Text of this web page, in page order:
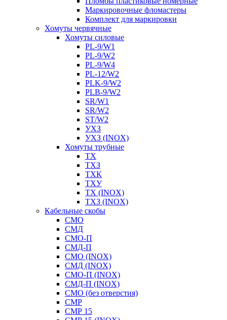
Маркировочные фломастеры
Комплект для маркировки
Хомуты червячные
Хомуты силовые
PL-9/W1
PL-9/W2
PL-9/W4
PL-12/W2
PLK-9/W2
PLB-9/W2
SR/W1
SR/W2
ST/W2
УХЗ
УХЗ (INOX)
Хомуты трубные
ТХ
ТХЗ
ТХК
ТХУ
ТХ (INOX)
ТХЗ (INOX)
Кабельные скобы
СМО
СМД
СМО-П
СМД-П
СМО (INOX)
СМД (INOX)
СМО-П (INOX)
СМД-П (INOX)
СМО (без отверстия)
СМР
СМР 15